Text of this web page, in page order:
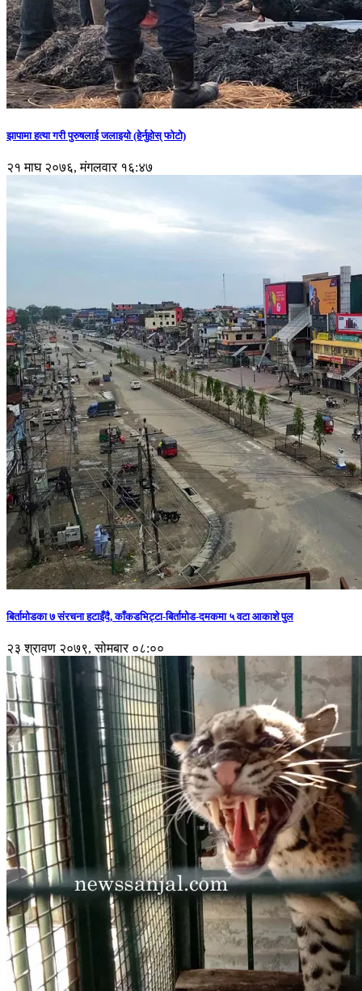
झापामा हत्या गरी पुरुषलाई जलाइयो (हेर्नुहाेस् फाेटाे)
२१ माघ २०७६, मंगलवार १६:४७
बिर्तामोडका ७ संरचना हटाइँदै, काँकडभिट्टा-बिर्तामोड-दमकमा ५ वटा आकाशे पुल
२३ श्रावण २०७९, सोमबार ०८:००